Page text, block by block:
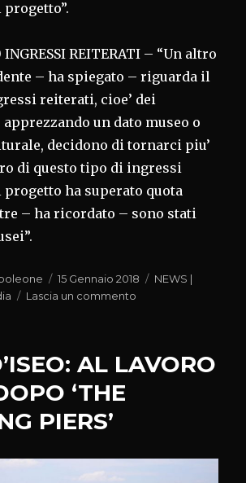
INGRESSI REITERATI – “Un altro
– ha spiegato – riguarda il
reiterati, cioe’ dei
un dato museo o
decidono di tornarci piu’
di questo tipo di ingressi
ha superato quota
– ha ricordato – sono stati
Pubblicato
il
15 Gennaio 2018 Categorie
NEWS |
Lascia un commento
QUOTA
AL LAVORO
‘THE
PIERS’